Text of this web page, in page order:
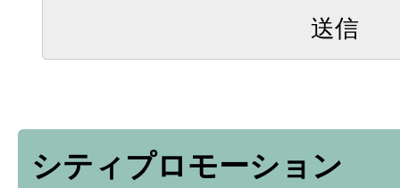
シティプロモーション